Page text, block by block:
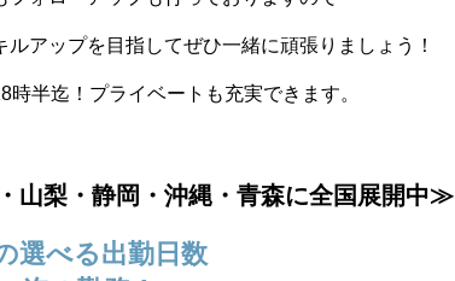
アップを目指してぜひ一緒に頑張りましょう！
半迄！プライベートも充実できます。
山梨・静岡・沖縄・青森に全国展開中≫
選べる出勤日数